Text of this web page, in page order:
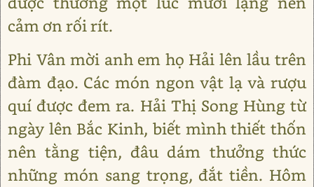
cảm ơn rối rít.
Phi Vân mời anh em họ Hải lên lầu trên
đàm đạo. Các món ngon vật lạ và rượu
quí được đem ra. Hải Thị Song Hùng từ
ngày lên Bắc Kinh, biết mình thiết thốn
nên tằng tiện, đâu dám thưởng thức
những món sang trọng, đắt tiền. Hôm